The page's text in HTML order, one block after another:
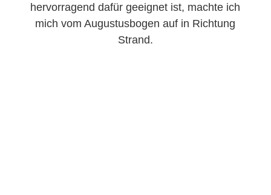
hervorragend dafür geeignet ist, machte ich
mich vom Augustusbogen auf in Richtung
Strand.